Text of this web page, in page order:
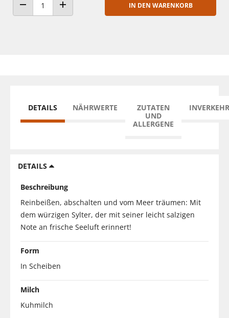
ANZAHL VERRINGERNANZAHL ERHÖHEN
IN DEN WARENKORB
DETAILS NÄHRWERTE
ZUTATEN
UND
ALLERGENE
DETAILS
Beschreibung
Reinbeißen, abschalten und vom Meer träumen: Mit
dem würzigen Sylter, der mit seiner leicht salzigen
Note an frische Seeluft erinnert!
Form
In Scheiben
Milch
Kuhmilch